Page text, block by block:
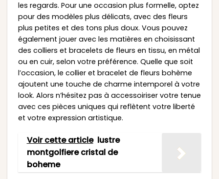
les regards. Pour une occasion plus formelle, optez
pour des modèles plus délicats, avec des fleurs
plus petites et des tons plus doux. Vous pouvez
également jouer avec les matières en choisissant
des colliers et bracelets de fleurs en tissu, en métal
ou en cuir, selon votre préférence. Quelle que soit
l’occasion, le collier et bracelet de fleurs bohème
ajoutent une touche de charme intemporel à votre
look. Alors n’hésitez pas à accessoiriser votre tenue
avec ces pièces uniques qui reflètent votre liberté
et votre expression artistique.
Voir cette article lustre
montgolfiere cristal de
boheme